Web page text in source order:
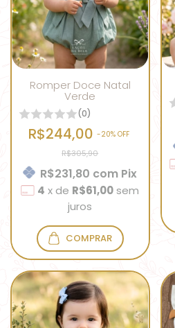
Romper Doce Natal
Verde
(0)
R$244,00 -20% OFF
R$305,90
R$231,80 com Pix
4 x de R$61,00 sem
juros
COMPRAR